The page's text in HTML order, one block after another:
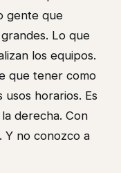
gente que
Lo que
los equipos.
que tener como
horarios. Es
derecha. Con
Y no conozco a